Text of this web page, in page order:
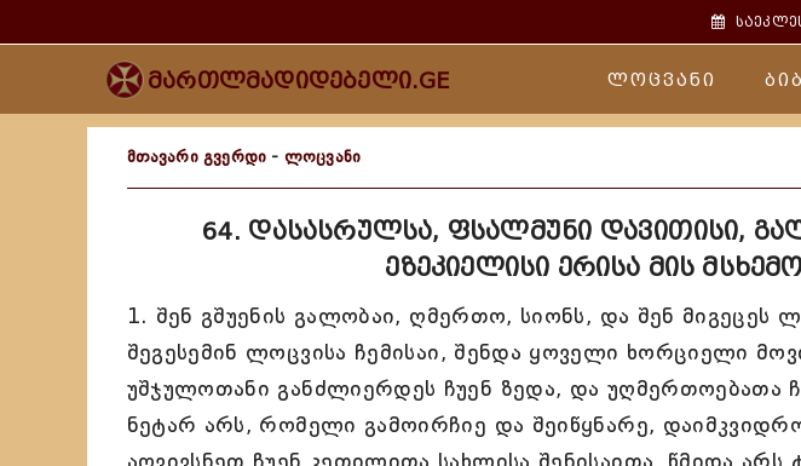
მართლმადიდებელი.GE ლოცვანი
მთავარი გვერდი - ლოცვანი
64. დასასრულსა, ფსალმუნი დავითისი,
ეზეკიელისი ერისა მის
1. შენ გშუენის გალობაი, ღმერთო, სიონს, და შენ მიგეცეს
შეგესემინ ლოცვისა ჩემისაი, შენდა ყოველი ხორციელი
უშჯულოთანი განძლიერდეს ჩუენ ზედა, და უღმერთოებათა
ნეტარ არს, რომელი გამოირჩიე და შეიწყნარე,